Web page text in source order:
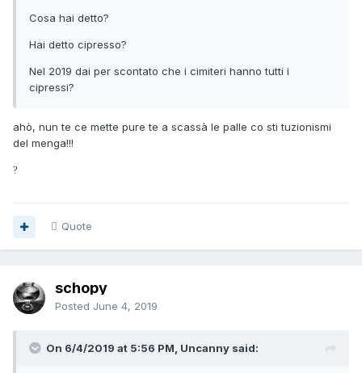
Cosa hai detto?
Hai detto cipresso?
Nel 2019 dai per scontato che i cimiteri hanno tutti i
cipressi?
ahò, nun te ce mette pure te a scassà le palle co sti tuzionismi
del menga!!!
?
Quote
schopy
Posted June 4, 2019
On 6/4/2019 at 5:56 PM, Uncanny said: